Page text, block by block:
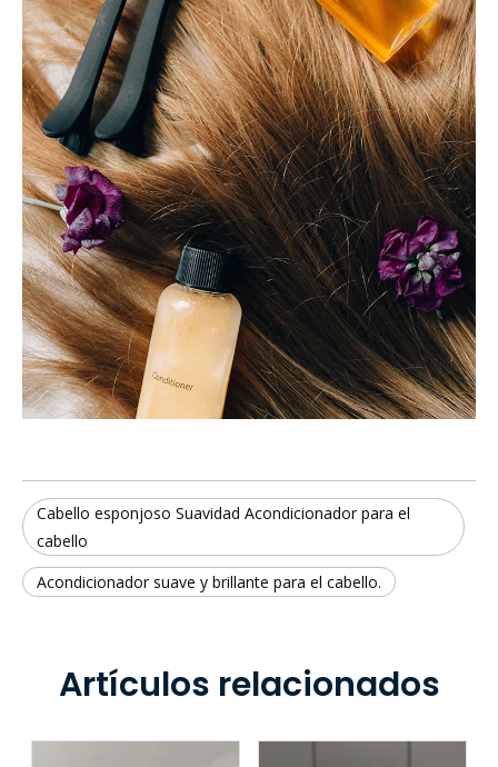
Cabello esponjoso Suavidad Acondicionador para el
cabello
Acondicionador suave y brillante para el cabello.
Artículos relacionados